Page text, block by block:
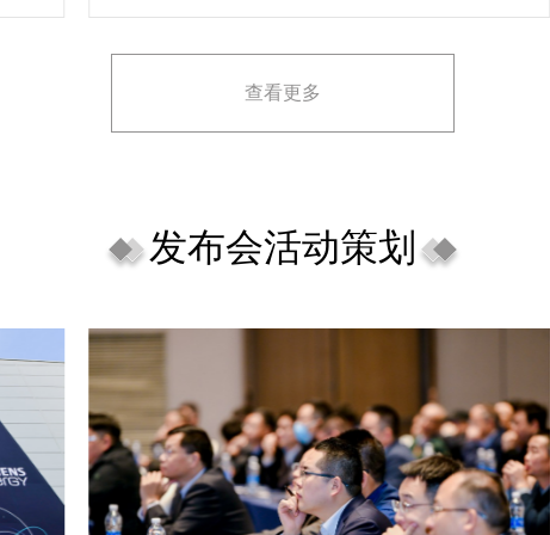
理念理解不足，导致宣传方案不匹配。
查看更多
发布会活动策划